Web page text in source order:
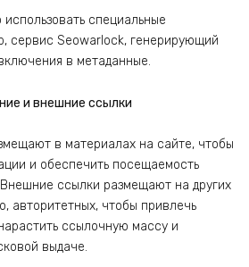
специальные
сервис Seowarlock, генерирующий
в метаданные.
и внешние ссылки
в материалах на сайте, чтобы
и обеспечить посещаемость
ссылки размещают на других
авторитетных, чтобы привлечь
ссылочную массу и
выдаче.